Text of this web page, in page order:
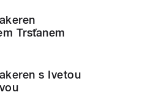
Trsťanem
s Ivetou